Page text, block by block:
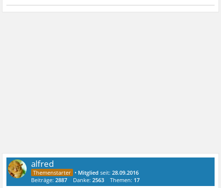
alfred
• Mitglied seit:28.09.2016
Beiträge:2887 Danke:2563 Themen: 17